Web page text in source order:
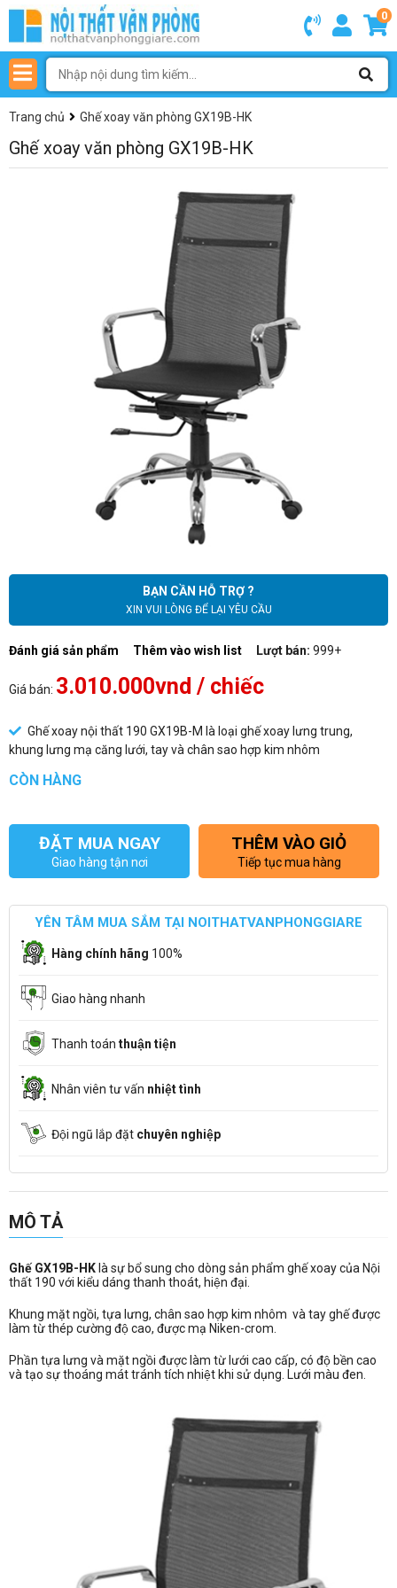
0
Trang chủ Ghế xoay văn phòng GX19B-HK
Ghế xoay văn phòng GX19B-HK
BẠN CẦN HỖ TRỢ ?
XIN VUI LÒNG ĐỂ LẠI YÊU CẦU
Đánh giá sản phẩm Thêm vào wish list Lượt bán: 999+
Giá bán: 3.010.000vnd / chiếc
Ghế xoay nội thất 190 GX19B-M là loại ghế xoay lưng trung,
khung lưng mạ căng lưới, tay và chân sao hợp kim nhôm
CÒN HÀNG
ĐẶT MUA NGAY
Giao hàng tận nơi
THÊM VÀO GIỎ
Tiếp tục mua hàng
YÊN TÂM MUA SẮM TẠI NOITHATVANPHONGGIARE
Hàng chính hãng 100%
Giao hàng nhanh
Thanh toán thuận tiện
Nhân viên tư vấn nhiệt tình
Đội ngũ lắp đặt chuyên nghiệp
MÔ TẢ
Ghế GX19B-HK là sự bổ sung cho dòng sản phẩm ghế xoay của Nội
thất 190 với kiểu dáng thanh thoát, hiện đại.
Khung mặt ngồi, tựa lưng, chân sao hợp kim nhôm và tay ghế được
làm từ thép cường độ cao, được mạ Niken-crom.
Phần tựa lưng và mặt ngồi được làm từ lưới cao cấp, có độ bền cao
và tạo sự thoáng mát tránh tích nhiệt khi sử dụng. Lưới màu đen.